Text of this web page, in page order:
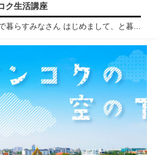
ク生活講座
暮らすみなさん はじめまして、と暮...